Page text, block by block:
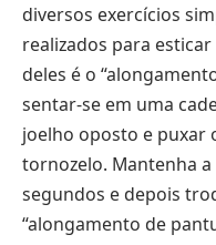
diversos exercícios
realizados para
deles é o
sentar-se em uma
joelho oposto e puxar
tornozelo. Mantenha
segundos e depois
“alongamento de